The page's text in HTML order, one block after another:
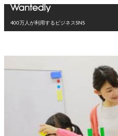
400万人が利用するビジネスSNS